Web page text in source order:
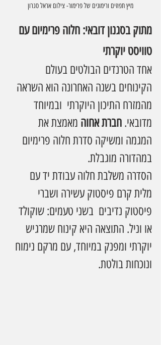
מיץ תפוזים ורימונים של פרימור- צילום אראל סגרון
מתוק בסגנון דובאי: חלוה פרימיום עם
טוויסט יוקרתי
אחד הטרנדים הבולטים בעולם
הקינוחים בשנה האחרונה הוא השראה
מהמזרח התיכון היוקרתי  ובמיוחד
מדובאי. חברת אחוה מאמצת את
המגמה ומשיקה סדרת חלוה פרימיום
במהדורה מוגבלת.
הסדרה משלבת חלוה עבודת יד עם
מלית קרם פיסטוק עשירה ושברי
פיסטוק נדיבים  בשני טעמים: שוקולד
או וניל. התוצאה היא קינוח שמרגיש
יוקרתי ומפנק במיוחד, עם מרקם נימוח
ונוכחות בולטת.